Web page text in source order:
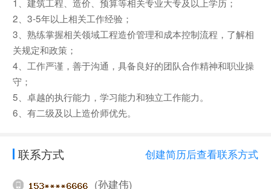
2、3-5年以上相关工作经验；
3、熟练掌握相关领域工程造价管理和成本控制流程，了解相
关规定和政策；
4、工作严谨，善于沟通，具备良好的团队合作精神和职业操
守；
5、卓越的执行能力，学习能力和独立工作能力。
6、有二级及以上造价师优先。
联系方式 创建简历后查看联系方式
(孙建伟)